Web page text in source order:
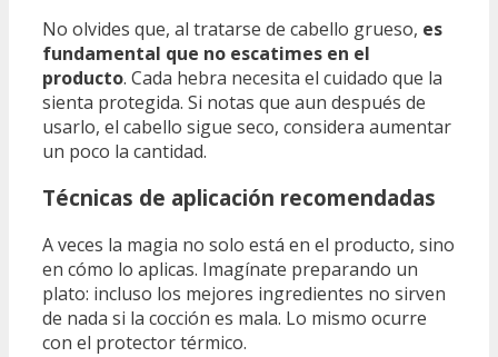
No olvides que, al tratarse de cabello grueso, es
fundamental que no escatimes en el
producto. Cada hebra necesita el cuidado que la
sienta protegida. Si notas que aun después de
usarlo, el cabello sigue seco, considera aumentar
un poco la cantidad.
Técnicas de aplicación recomendadas
A veces la magia no solo está en el producto, sino
en cómo lo aplicas. Imagínate preparando un
plato: incluso los mejores ingredientes no sirven
de nada si la cocción es mala. Lo mismo ocurre
con el protector térmico.